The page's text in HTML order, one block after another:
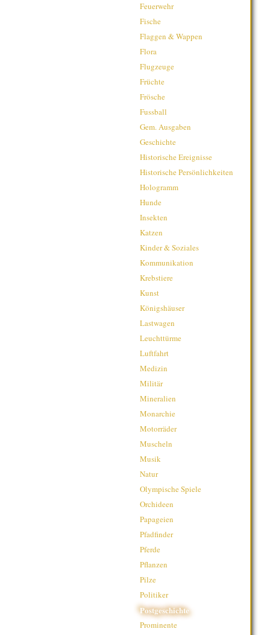
Feuerwehr
Fische
Flaggen & Wappen
Flora
Flugzeuge
Früchte
Frösche
Fussball
Gem. Ausgaben
Geschichte
Historische Ereignisse
Historische Persönlichkeiten
Hologramm
Hunde
Insekten
Katzen
Kinder & Soziales
Kommunikation
Krebstiere
Kunst
Königshäuser
Lastwagen
Leuchttürme
Luftfahrt
Medizin
Militär
Mineralien
Monarchie
Motorräder
Muscheln
Musik
Natur
Olympische Spiele
Orchideen
Papageien
Pfadfinder
Pferde
Pflanzen
Pilze
Politiker
Postgeschichte
Prominente